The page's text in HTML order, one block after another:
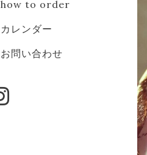
how to order
カレンダー
お問い合わせ